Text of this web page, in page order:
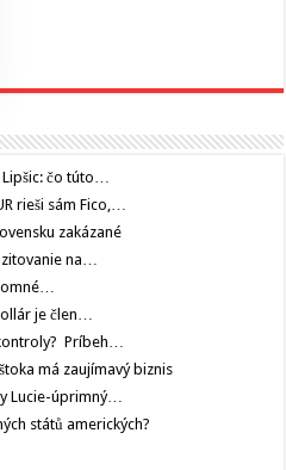
čo túto…
rieši sám Fico,…
zakázané
na…
je člen…
Príbeh…
má zaujímavý biznis
Lucie-úprimný…
států amerických?